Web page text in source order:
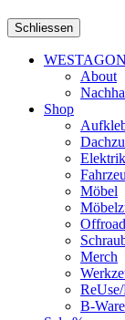
Schliessen
WESTAGON
About
Shop
Möbel
Offroad
Merch
B-Ware